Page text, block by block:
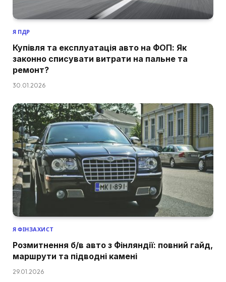
Я ПДР
Купівля та експлуатація авто на ФОП: Як
законно списувати витрати на пальне та
ремонт?
30.01.2026
Я ФІНЗАХИСТ
Розмитнення б/в авто з Фінляндії: повний гайд,
маршрути та підводні камені
29.01.2026